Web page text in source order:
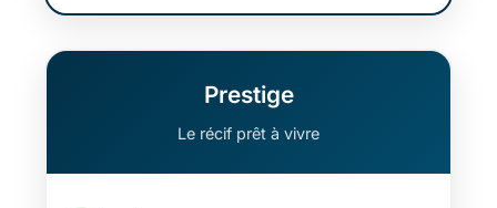
Prestige
Le récif prêt à vivre